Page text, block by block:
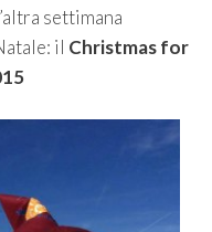
settimana
il Christmas for